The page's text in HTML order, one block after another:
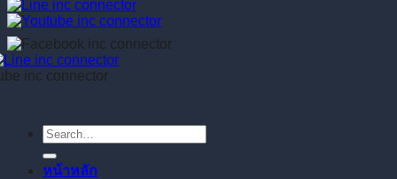
หน้าหลัก